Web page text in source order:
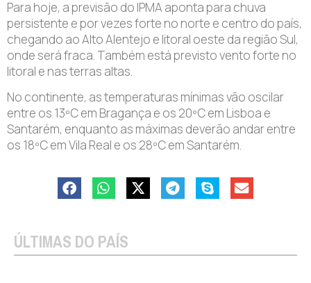
Para hoje, a previsão do IPMA aponta para chuva
persistente e por vezes forte no norte e centro do país,
chegando ao Alto Alentejo e litoral oeste da região Sul,
onde será fraca. Também está previsto vento forte no
litoral e nas terras altas.
No continente, as temperaturas mínimas vão oscilar
entre os 13ºC em Bragança e os 20ºC em Lisboa e
Santarém, enquanto as máximas deverão andar entre
os 18ºC em Vila Real e os 28ºC em Santarém.
ÚLTIMAS DO PAÍS